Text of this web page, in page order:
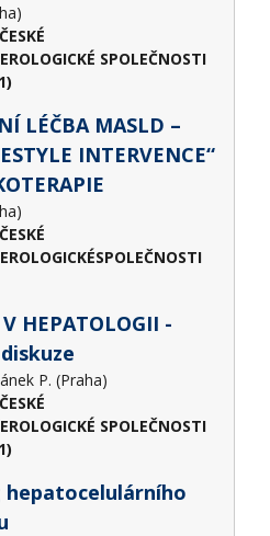
SPOLEČNOSTI
LÉČBA MASLD –
INTERVENCE“
HEPATOLOGII -
P. (Praha)
SPOLEČNOSTI
hepatocelulárního